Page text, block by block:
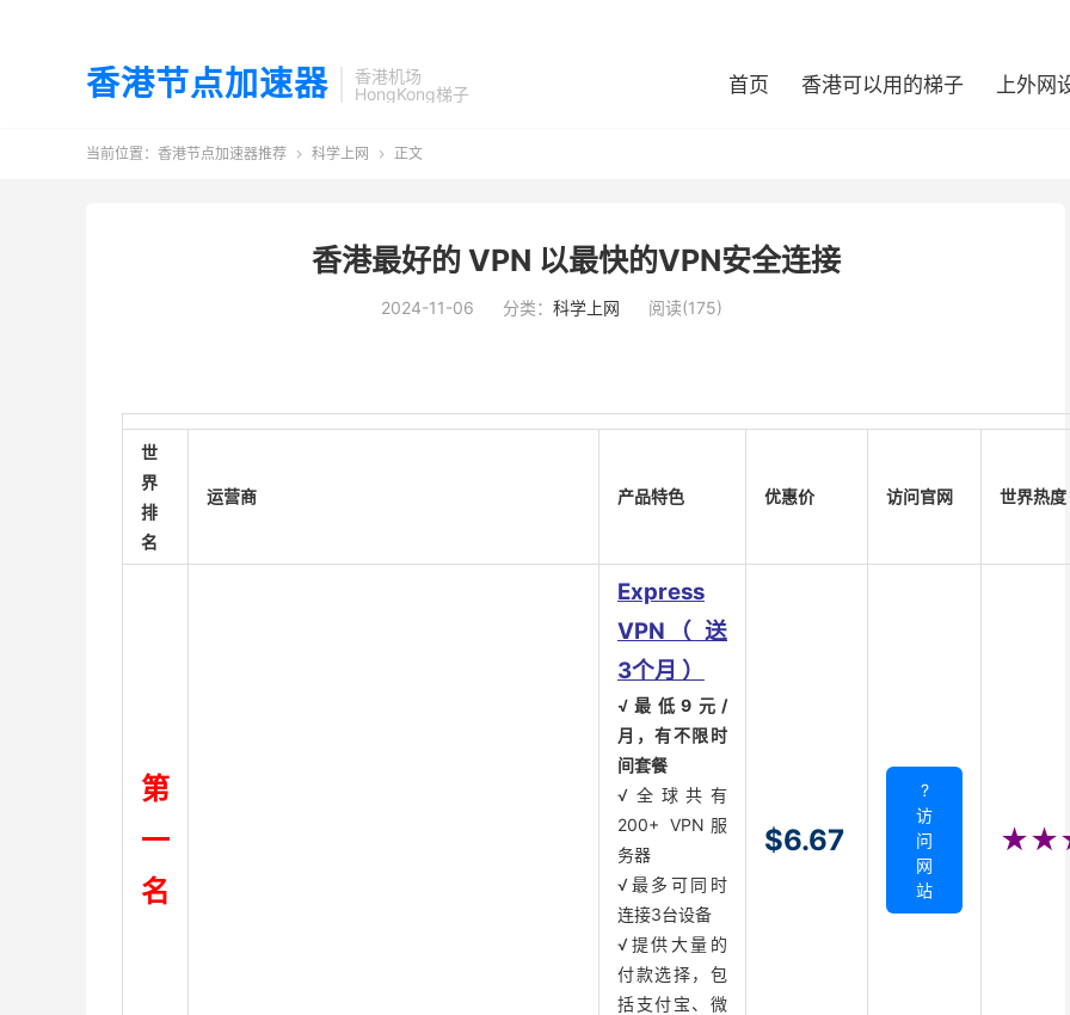
香港节点加速器
香港机场
HongKong梯子
首页 香港可以用的梯子 上外网
当前位置： 香港节点加速器推荐  科学上网  正文
香港最好的 VPN 以最快的VPN安全连接
2024-11-06 分类： 科学上网 阅读(175)
世
界
排
名
运营商 产品特色 优惠价 访问官网 世界热度
第
一
名
Express
VPN（ 送
3个月 ）
√最低9元/
月，有不限时
间套餐
√全球共有
200+ VPN服
务器
√最多可同时
连接3台设备
√提供大量的
付款选择，包
括支付宝、微
$6.67
?
访
问
网
站